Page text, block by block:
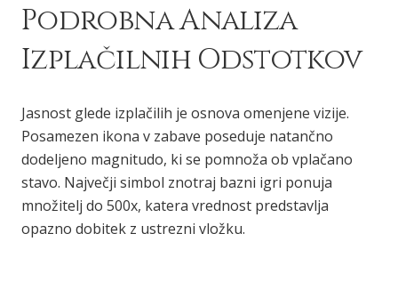
Podrobna Analiza
Izplačilnih Odstotkov
Jasnost glede izplačilih je osnova omenjene vizije.
Posamezen ikona v zabave poseduje natančno
dodeljeno magnitudo, ki se pomnoža ob vplačano
stavo. Največji simbol znotraj bazni igri ponuja
množitelj do 500x, katera vrednost predstavlja
opazno dobitek z ustrezni vložku.